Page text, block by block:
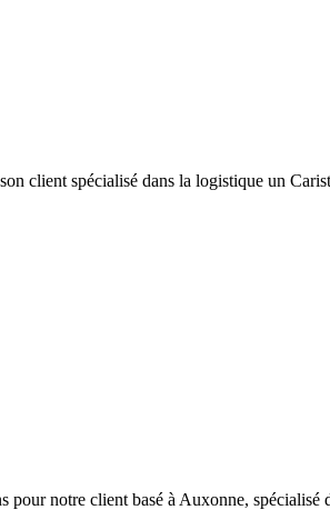
client spécialisé dans la logistique un
notre client basé à Auxonne, spécialisé